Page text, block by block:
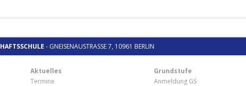
- GNEISENAUSTRASSE 7, 10961 BERLIN
Aktuelles
Termine
Grundstufe
Anmeldung GS